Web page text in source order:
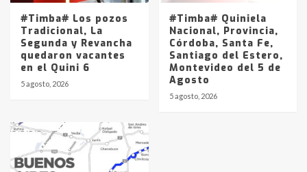
#Timba# Los pozos
Tradicional, La
Segunda y Revancha
quedaron vacantes
en el Quini 6
5 agosto, 2026
#Timba# Quiniela
Nacional, Provincia,
Córdoba, Santa Fe,
Santiago del Estero,
Montevideo del 5 de
Agosto
5 agosto, 2026